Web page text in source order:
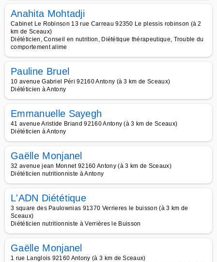
Anahita Mohtadji
Cabinet Le Robinson 13 rue Carreau 92350 Le plessis robinson (à 2
km de Sceaux)
Diététicien, Conseil en nutrition, Diététique thérapeutique, Trouble du
comportement alime
Pauline Bruel
10 avenue Gabriel Péri 92160 Antony (à 3 km de Sceaux)
Diététicien à Antony
Emmanuelle Sayegh
41 avenue Aristide Briand 92160 Antony (à 3 km de Sceaux)
Diététicien à Antony
Gaëlle Monjanel
32 avenue jean Monnet 92160 Antony (à 3 km de Sceaux)
Diététicien nutritionniste à Antony
L'ADN Diététique
3 square des Paulownias 91370 Verrieres le buisson (à 3 km de
Sceaux)
Diététicien nutritionniste à Verrières le Buisson
Gaëlle Monjanel
1 rue Langlois 92160 Antony (à 3 km de Sceaux)